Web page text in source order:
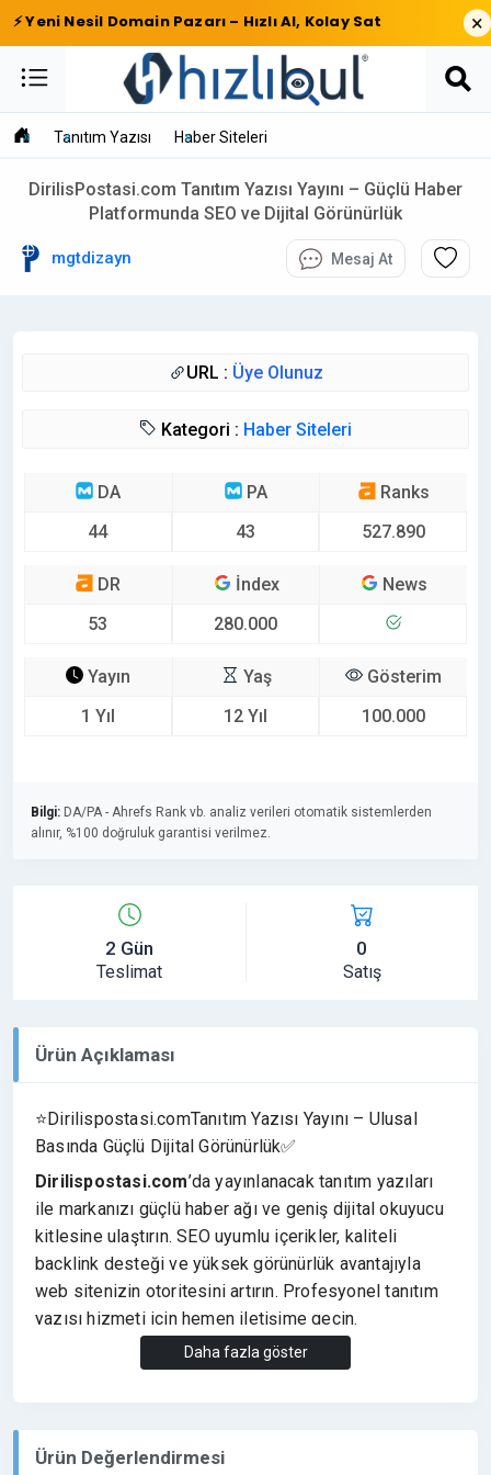
⚡ Yeni Nesil Domain Pazarı – Hızlı Al, Kolay Sat ×
Tanıtım Yazısı Haber Siteleri
DirilisPostasi.com Tanıtım Yazısı Yayını – Güçlü Haber
Platformunda SEO ve Dijital Görünürlük
mgtdizayn Mesaj At
URL : Üye Olunuz
Kategori : Haber Siteleri
DA
44
PA
43
Ranks
527.890
DR
53
İndex
280.000
News
Yayın
1 Yıl
Yaş
12 Yıl
Gösterim
100.000
Bilgi: DA/PA - Ahrefs Rank vb. analiz verileri otomatik sistemlerden
alınır, %100 doğruluk garantisi verilmez.
2 Gün
Teslimat
0
Satış
Ürün Açıklaması
⭐Dirilispostasi.comTanıtım Yazısı Yayını – Ulusal
Basında Güçlü Dijital Görünürlük✅
Dirilispostasi.com’da yayınlanacak tanıtım yazıları
ile markanızı güçlü haber ağı ve geniş dijital okuyucu
kitlesine ulaştırın. SEO uyumlu içerikler, kaliteli
backlink desteği ve yüksek görünürlük avantajıyla
web sitenizin otoritesini artırın. Profesyonel tanıtım
yazısı hizmeti için hemen iletişime geçin.
⭐Siparişiniz Hakkında Bilmeniz Gerekenler
✔️ EğerLink isterseniz (EK HİZMETLERDEN )
Daha fazla göster
Ürün Değerlendirmesi